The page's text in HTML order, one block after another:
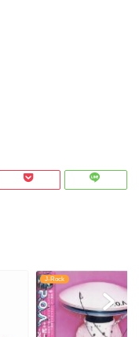
J-Rock